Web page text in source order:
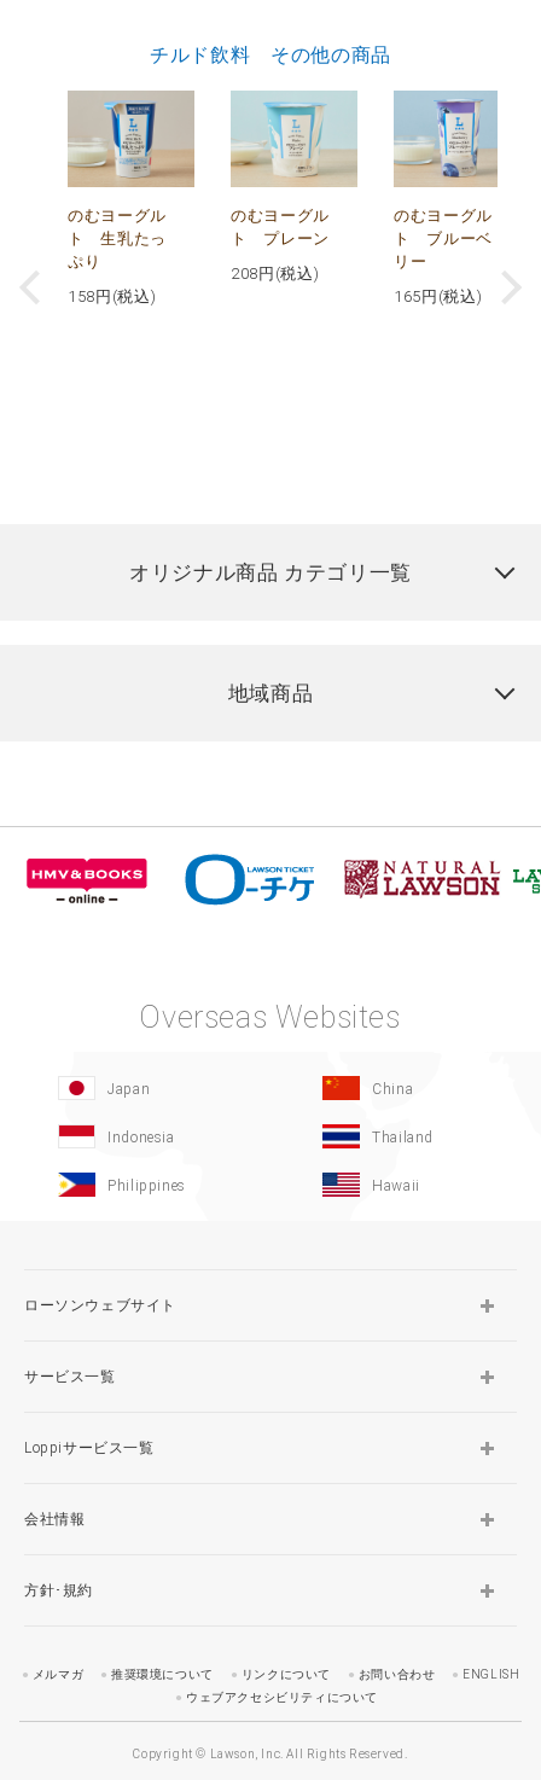
チルド飲料 その他の商品
のむヨーグル
ト 生乳たっ
ぷり
158 円(税込)
のむヨーグル
ト プレーン
208 円(税込)
のむヨーグル
ト ブルーベ
リー
165 円(税込)
オリジナル商品 カテゴリ一覧
地域商品
Overseas Websites
Japan China
Indonesia Thailand
Philippines Hawaii
ローソンウェブサイト
サービス一覧
Loppiサービス一覧
会社情報
方針･規約
メルマガ 推奨環境について リンクについて お問い合わせ
ENGLISH
ウェブアクセシビリティについて
Copyright © Lawson, Inc. All Rights Reserved.